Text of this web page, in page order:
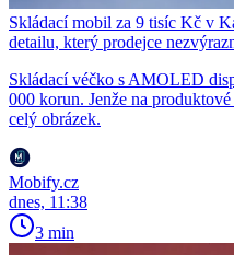
Skládací mobil za 9 tisíc Kč v
detailu, který prodejce
Skládací véčko s AMOLED
000 korun. Jenže na
celý obrázek.
Mobify.cz
dnes, 11:38
3 min